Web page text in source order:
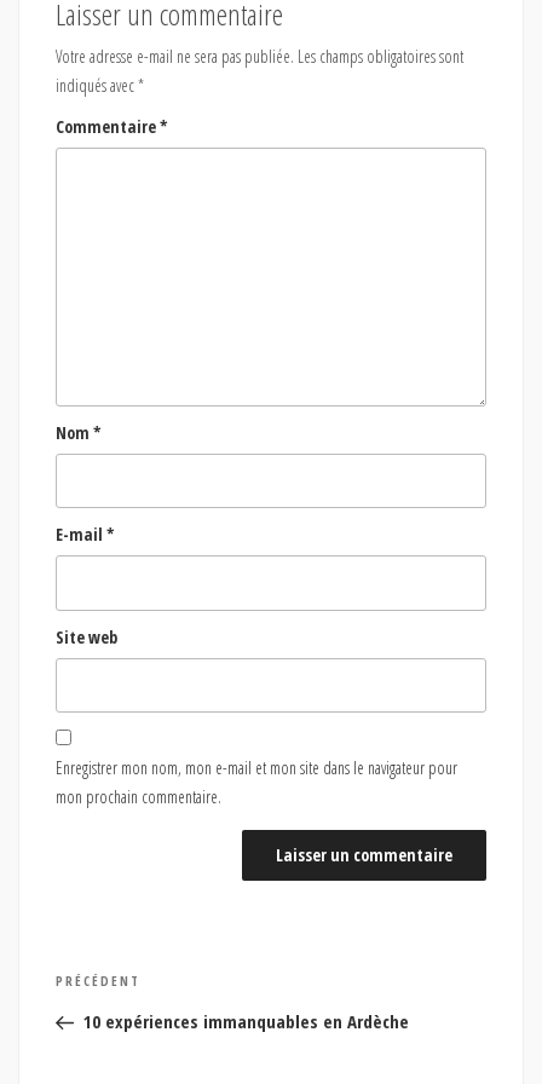
Laisser un commentaire
Votre adresse e-mail ne sera pas publiée. Les champs obligatoires sont
indiqués avec*
Commentaire*
Nom *
E-mail *
Site web
Enregistrer mon nom, mon e-mail et mon site dans le navigateur pour
mon prochain commentaire.
Navigation
de
Article
précédent
PRÉCÉDENT
10 expériences immanquables en Ardèche